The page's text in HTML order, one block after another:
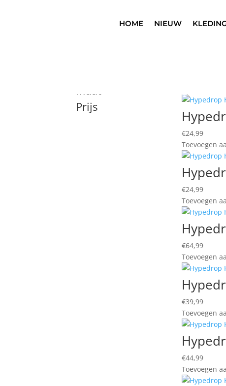
HOME NIEUW
Maat
Prijs
€24,99
Toevoegen
€24,99
Toevoegen
€64,99
Toevoegen
€39,99
Toevoegen
€44,99
Toevoegen